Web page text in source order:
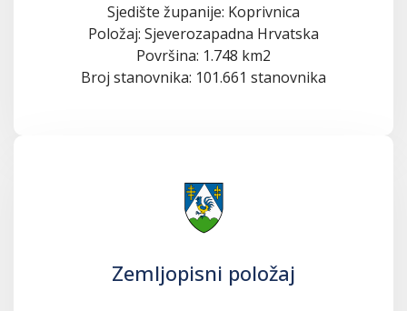
Sjedište županije: Koprivnica
Položaj: Sjeverozapadna Hrvatska
Površina: 1.748 km2
Broj stanovnika: 101.661 stanovnika
Zemljopisni položaj